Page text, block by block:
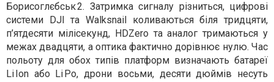
Борисоглєбськ 2. Затримка сигналу різниться, цифрові
системи DJI та Walksnail коливаються біля тридцяти,
п’ятдесяти мілісекунд, HDZero та аналог тримаються у
межах двадцяти, а оптика фактично дорівнює нулю. Час
польоту для обох типів платформ визначають батареї
Li Ion або Li Po, дрони восьми, десяти дюймів несуть